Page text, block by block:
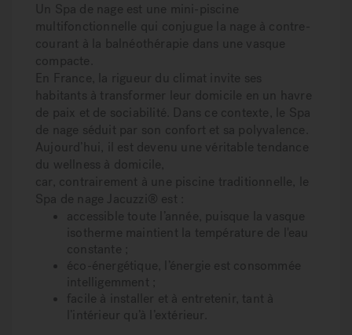
Un Spa de nage est une mini-piscine
multifonctionnelle qui conjugue la nage à contre-
courant à la balnéothérapie dans une vasque
compacte.
En France, la rigueur du climat invite ses
habitants à transformer leur domicile en un havre
de paix et de sociabilité. Dans ce contexte, le Spa
de nage séduit par son confort et sa polyvalence.
Aujourd’hui, il est devenu une véritable tendance
du wellness à domicile,
car, contrairement à une piscine traditionnelle, le
Spa de nage Jacuzzi® est :
accessible toute l’année, puisque la vasque
isotherme maintient la température de l'eau
constante ;
éco-énergétique, l’énergie est consommée
intelligemment ;
facile à installer et à entretenir
, tant à
l’intérieur qu’à l’extérieur.